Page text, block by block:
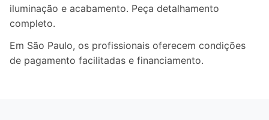
iluminação e acabamento. Peça detalhamento
completo.
Em São Paulo, os profissionais oferecem condições
de pagamento facilitadas e financiamento.